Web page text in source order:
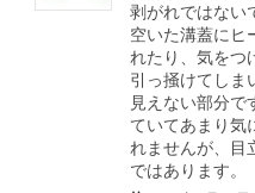
剥がれではない
空いた溝蓋にヒ
れたり、気をつ
引っ掻けてしま
見えない部分で
ていてあまり気
れませんが、目
ではあります。